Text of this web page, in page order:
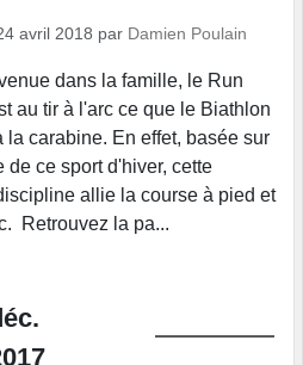
avril 2018 par Damien Poulain
dans la famille, le Run
au tir à l'arc ce que le Biathlon
la carabine. En effet, basée sur
de ce sport d'hiver, cette
allie la course à pied et
Retrouvez la pa...